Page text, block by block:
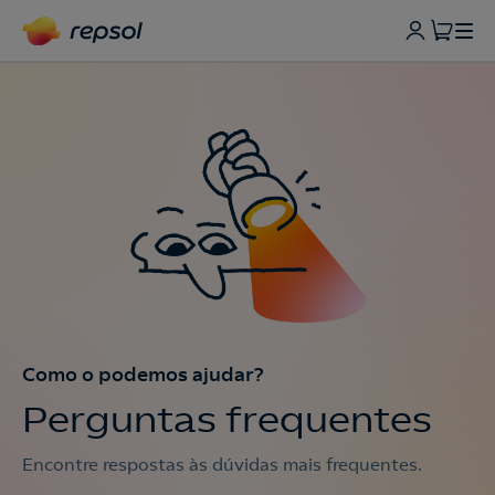
Como o podemos ajudar?
Perguntas frequentes
Encontre respostas às dúvidas mais frequentes.